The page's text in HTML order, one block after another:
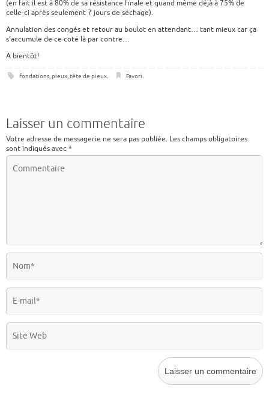
(en fait il est à 80% de sa résistance finale et quand même déjà à 75% de
celle-ci après seulement 7 jours de séchage).
Annulation des congés et retour au boulot en attendant… tant mieux car ça
s’accumule de ce coté là par contre…
A bientôt!
fondations,pieux,tête de pieux. Favori.
Laisser un commentaire
Votre adresse de messagerie ne sera pas publiée. Les champs obligatoires
sont indiqués avec*